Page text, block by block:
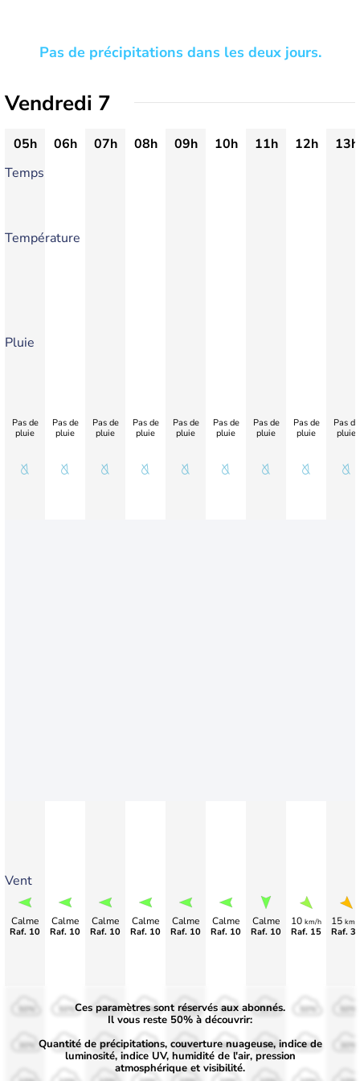
Pas de précipitations dans les deux jours.
Vendredi 7
05h 06h 07h 08h 09h 10h 11h 12h
13h
Temps
Température
Pluie
Vent
Pas de
pluie
Calme
Raf. 10
Pas de
pluie
Calme
Raf. 10
Pas de
pluie
Calme
Raf. 10
Pas de
pluie
Calme
Raf. 10
Pas de
pluie
Calme
Raf. 10
Pas de
pluie
Calme
Raf. 10
Pas de
pluie
Calme
Raf. 10
Pas de
pluie
10 km/h
Raf. 15
Pas de
pluie
15 km/
Raf.
50%
30%
50%
30%
50%
30%
50%
30%
50%
30%
50%
30%
50%
30%
Ces paramètres sont réservés aux abonnés.
Il vous reste 50% à découvrir:
Quantité de précipitations, couverture nuageuse, indice de
luminosité, indice UV, humidité de l'air, pression
atmosphérique et visibilité.